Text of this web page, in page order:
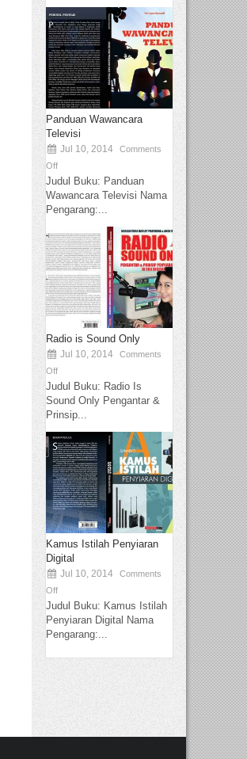
Panduan Wawancara
Televisi
Jul 10, 2014
Comments
Off
Judul Buku: Panduan
Wawancara Televisi Nama
Pengarang:...
Radio is Sound Only
Jul 10, 2014
Comments
Off
Judul Buku: Radio Is
Sound Only Pengantar &
Prinsip...
Kamus Istilah Penyiaran
Digital
Jul 10, 2014
Comments
Off
Judul Buku: Kamus Istilah
Penyiaran Digital Nama
Pengarang:...